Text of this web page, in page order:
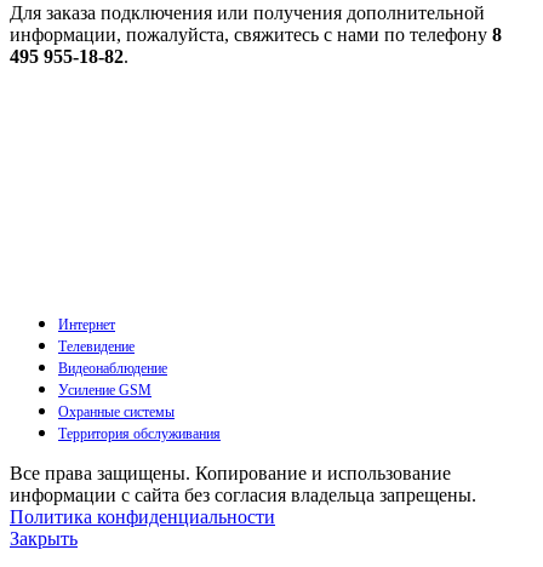
Для заказа подключения или получения дополнительной
информации, пожалуйста, свяжитесь с нами по телефону 8
495 955-18-82.
Интернет
Телевидение
Видеонаблюдение
Усиление GSM
Охранные системы
Территория обслуживания
Все права защищены. Копирование и использование
информации с сайта без согласия владельца запрещены.
Политика конфиденциальности
Закрыть